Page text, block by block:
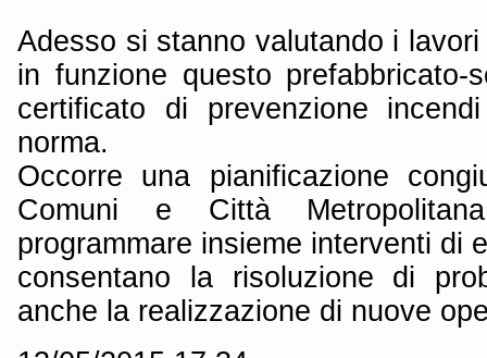
Adesso si stanno valutando i
in funzione questo prefabbricato-
certificato di prevenzione
norma.
Occorre una pianificazione
Comuni e Città
programmare insieme interventi di
consentano la risoluzione di
anche la realizzazione di nuove